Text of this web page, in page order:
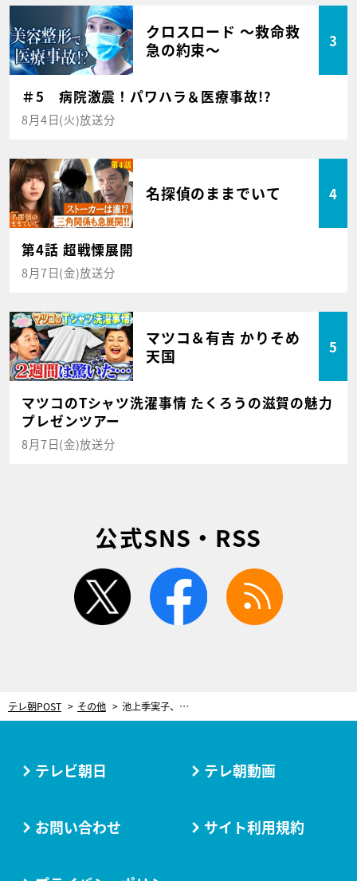
クロスロード ～救命救
急の約束～
3
＃5 病院激震！パワハラ＆医療事故!?
8月4日(火)放送分
名探偵のままでいて 4
第4話 超戦慄展開
8月7日(金)放送分
マツコ＆有吉 かりそめ
天国
5
マツコのTシャツ洗濯事情 たくろうの滋賀の魅力
プレゼンツアー
8月7日(金)放送分
公式SNS・RSS
twitter facebook
テレ朝POST その他 池上季実子、女優としての絶頂期に経験した大事故。馬車から空中に投げ出され…石畳に全身を強打「ずっと後遺症に苦しめられて」
テレビ朝日 テレ朝動画
お問い合わせ サイト利用規約